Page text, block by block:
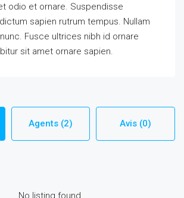
odio et ornare. Suspendisse
sapien rutrum tempus. Nullam
Fusce ultrices nibh id ornare
sit amet ornare sapien.
Agents (2) Avis (0)
No listing found.